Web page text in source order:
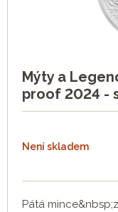
Mýty a
proof 2024 -
Není skladem
Pátá